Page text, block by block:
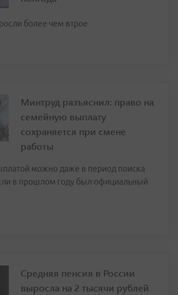
более чем втрое
Минтруд разъяснил: право на
семейную выплату
сохраняется при смене
работы
можно даже в период поиска
в прошлом году был официальный
Средняя пенсия в России
выросла на 2 тысячи рублей